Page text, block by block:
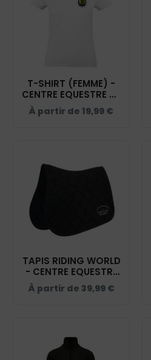
T-SHIRT (FEMME) -
CENTRE EQUESTRE DE
KERAVEL - BC04T
À partir de 19,99 €
TAPIS RIDING WORLD
- CENTRE EQUESTRE
DE KERAVEL - NOIR -
20453
À partir de 39,99 €